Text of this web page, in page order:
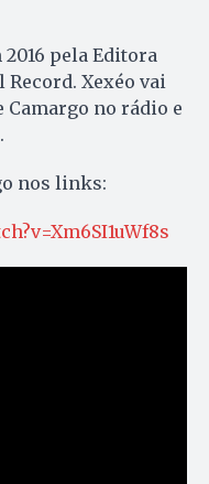
pela Editora
Xexéo vai
no rádio e
nos links: